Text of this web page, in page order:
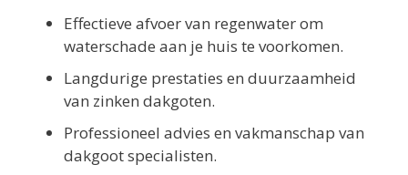
Effectieve afvoer van regenwater om
waterschade aan je huis te voorkomen.
Langdurige prestaties en duurzaamheid
van zinken dakgoten.
Professioneel advies en vakmanschap van
dakgoot specialisten.